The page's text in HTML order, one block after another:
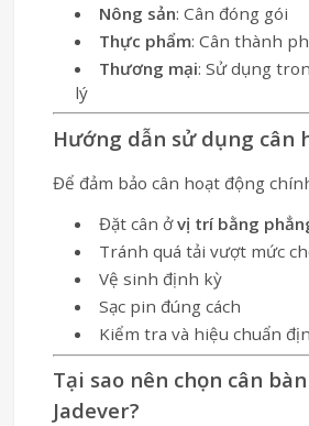
Nông sản: Cân đóng gói
Thực phẩm: Cân thành
Thương mại: Sử dụng
lý
Hướng dẫn sử dụng cân
Để đảm bảo cân hoạt động
Đặt cân ởvị trí bằng
Tránh quá tải vượt mức
Vệ sinh định kỳ
Sạc pin đúng cách
Kiểm tra và hiệu chuẩn
Tại sao nên chọn cân bàn
Jadever?